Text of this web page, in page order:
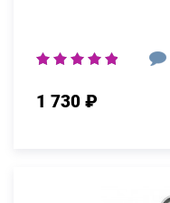
1 730 ₽